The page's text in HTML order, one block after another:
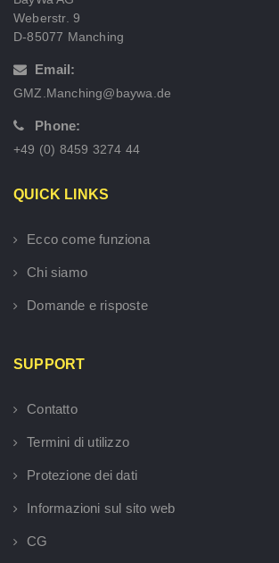
Weberstr. 9
D-85077 Manching
Email:
GMZ.Manching@baywa.de
Phone:
+49 (0) 8459 3274 44
QUICK LINKS
Ecco come funziona
Chi siamo
Domande e risposte
SUPPORT
Contatto
Termini di utilizzo
Protezione dei dati
Informazioni sul sito web
CG